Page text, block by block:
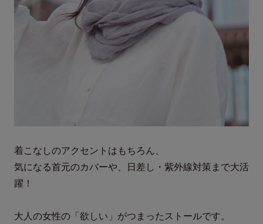
着こなしのアクセントはもちろん、
気になる首元のカバーや、日差し・紫外線対策まで大活
躍！
大人の女性の「欲しい」がつまったストールです。